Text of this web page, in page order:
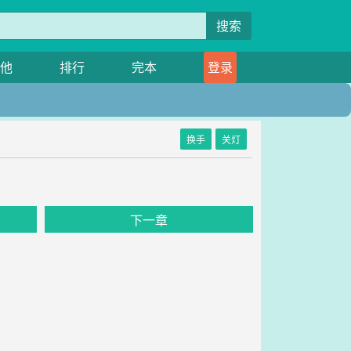
搜索
排行 完本 登录
换手 关灯
下一章